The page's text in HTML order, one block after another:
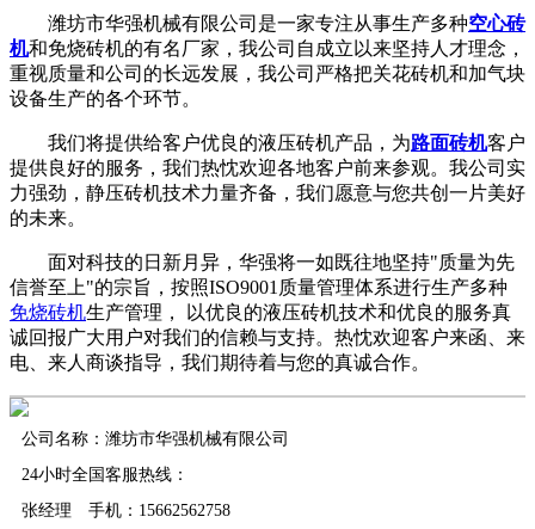
潍坊市华强机械有限公司是一家专注从事生产多种空心砖
机和免烧砖机的有名厂家，我公司自成立以来坚持人才理念，
重视质量和公司的长远发展，我公司严格把关花砖机和加气块
设备生产的各个环节。
我们将提供给客户优良的液压砖机产品，为路面砖机客户
提供良好的服务，我们热忱欢迎各地客户前来参观。我公司实
力强劲，静压砖机技术力量齐备，我们愿意与您共创一片美好
的未来。
面对科技的日新月异，华强将一如既往地坚持"质量为先
信誉至上"的宗旨，按照ISO9001质量管理体系进行生产多种
免烧砖机生产管理， 以优良的液压砖机技术和优良的服务真
诚回报广大用户对我们的信赖与支持。热忱欢迎客户来函、来
电、来人商谈指导，我们期待着与您的真诚合作。
公司名称：潍坊市华强机械有限公司
24小时全国客服热线：
张经理 手机：15662562758